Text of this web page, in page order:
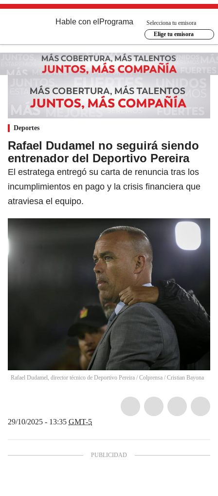
Hable con el Programa
Selecciona tu emisora
Elige tu emisora
Deportes
Rafael Dudamel no seguirá siendo
entrenador del Deportivo Pereira
El estratega entregó su carta de renuncia tras los
incumplimientos en pago y la crisis financiera que
atraviesa el equipo.
Rafael Dudamel, director técnico de Deportivo Pereira / Colprensa / Cristian Bayona
29/10/2025 - 13:35 GMT-5